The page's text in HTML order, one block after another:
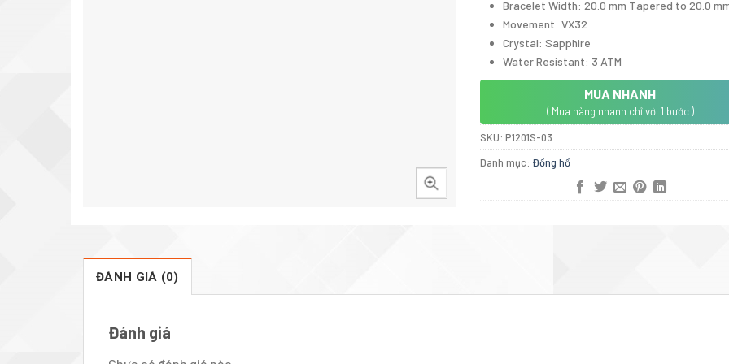
Bracelet Width: 20.0 mm Tapered to 20.0
Movement: VX32
Crystal: Sapphire
Water Resistant: 3 ATM
MUA NHANH
( Mua hàng nhanh chỉ với 1 bước )
SKU: P1201S-03
Danh mục: Đồng hồ
ĐÁNH GIÁ (0)
Đánh giá